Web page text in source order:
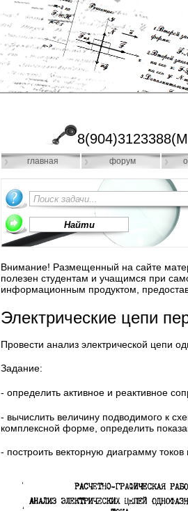
главная форум
Внимание! Размещенный на сайте
полезен студентам и учащимся при
информационным продуктом,
Электрические цепи
Провести анализ электрической цепи
Задание:
- определить активное и реактивное
- вычислить величину подводимого к
комплексной форме, определить
- построить векторную диаграмму